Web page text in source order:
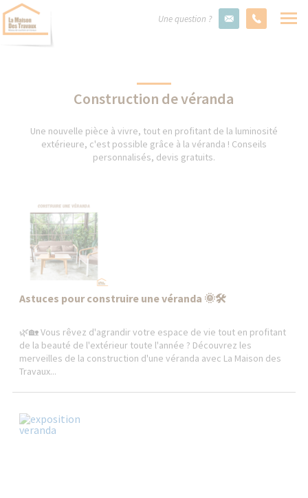
Une question ?
Construction de véranda
Une nouvelle pièce à vivre, tout en profitant de la luminosité
extérieure, c'est possible grâce à la véranda ! Conseils
personnalisés, devis gratuits.
Astuces pour construire une véranda 🌞🛠️
🌿🏡 Vous rêvez d'agrandir votre espace de vie tout en profitant
de la beauté de l'extérieur toute l'année ? Découvrez les
merveilles de la construction d'une véranda avec La Maison des
Travaux...